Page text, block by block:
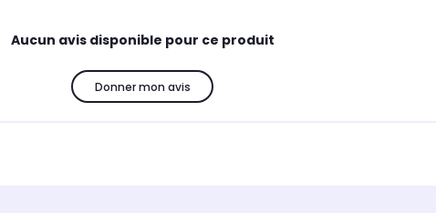
Aucun avis disponible pour ce produit
Donner mon avis